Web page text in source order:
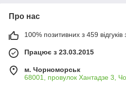
Про нас
100% позитивних з 459 відгуків
Працює з 23.03.2015
м. Чорноморськ
68001, провулок Хантадзе 3,